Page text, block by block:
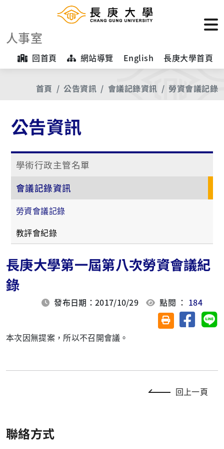
人事室
回首頁 網站導覽 English 長庚大學首頁
首頁 公告資訊 會議記錄資訊 勞資會議記錄
公告資訊
學術行政主管名單
會議記錄資訊
勞資會議記錄
教評會紀錄
長庚大學第一屆第八次勞資會議紀
錄
發布日期：2017/10/29 點閱 ： 184
友善列印(另開視
分享至
本次因無提案，所以不召開會議。
回上一頁
聯絡方式